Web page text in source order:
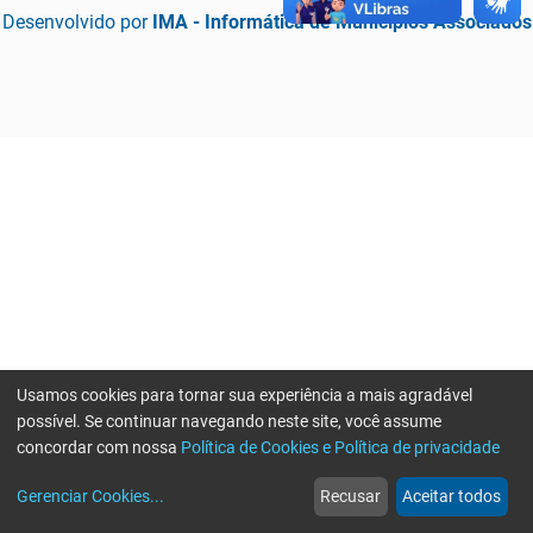
Desenvolvido por IMA - Informática de Municípios Associados
web
Notícias
more_horiz
Mais
Usamos cookies para tornar sua experiência a mais agradável
possível. Se continuar navegando neste site, você assume
concordar com nossa Política de Cookies e Política de privacidade
Gerenciar Cookies... Recusar Aceitar todos
Erro ao enviar informações, por favor tente novamente